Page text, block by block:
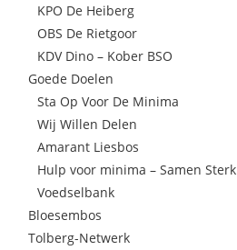
KPO De Heiberg
OBS De Rietgoor
KDV Dino – Kober BSO
Goede Doelen
Sta Op Voor De Minima
Wij Willen Delen
Amarant Liesbos
Hulp voor minima – Samen Sterk
Voedselbank
Bloesembos
Tolberg-Netwerk